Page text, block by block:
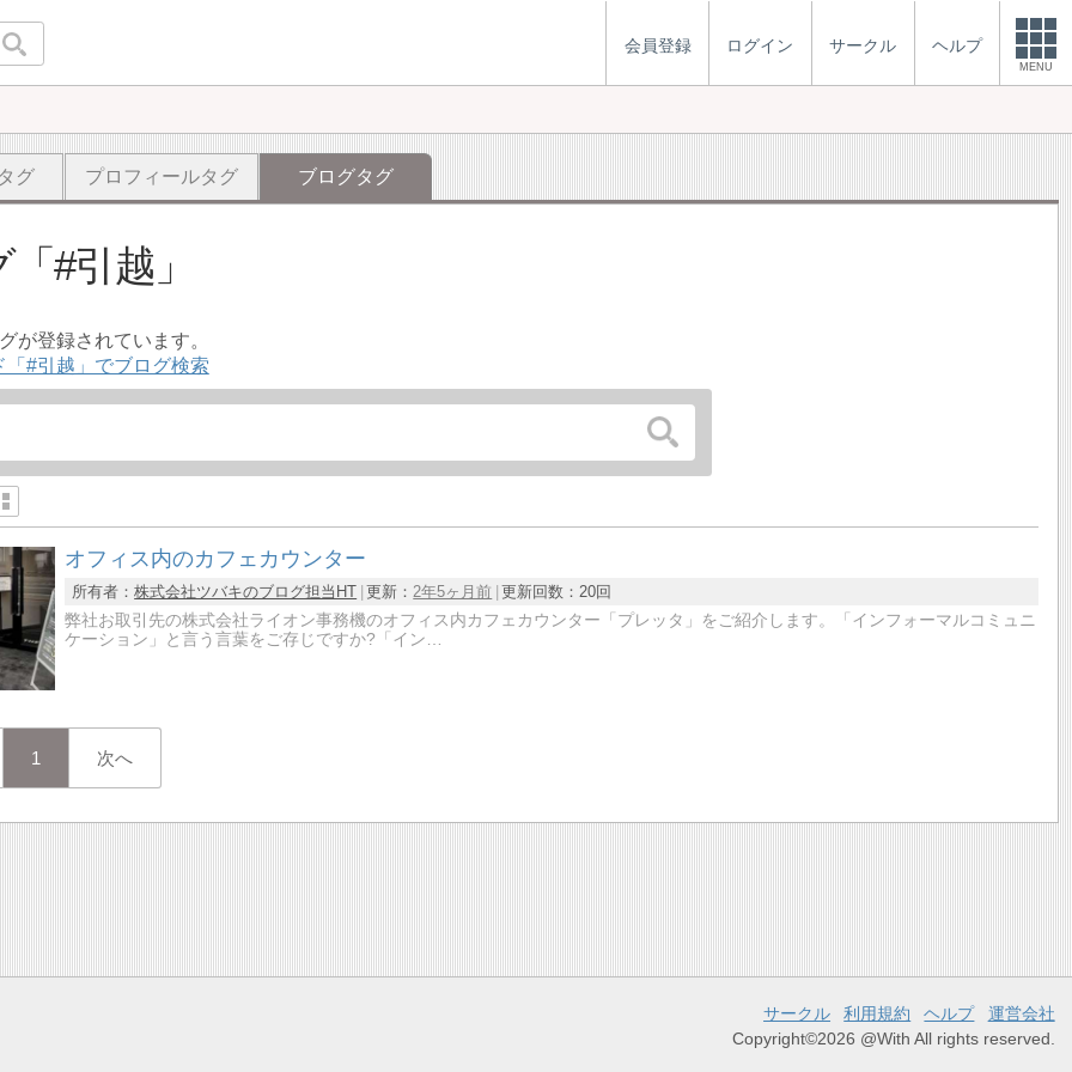
会員登録 ログイン サークル ヘルプ
MENU
グ プロフィールタグ ブログタグ
#引越
が登録されています。
「#引越」でブログ検索
オフィス内のカフェカウンター
所有者：株式会社ツバキのブログ担当HT 更新：2年5ヶ月前 更新回数：20回
弊社お取引先の株式会社ライオン事務機のオフィス内カフェカウンター「プレッタ」をご紹介します。「インフォーマルコミュニ
ケーション」と言う言葉をご存じですか?「イン…
1 次へ
サークル 利用規約 ヘルプ
運営会社
Copyright©2026 @With All rights reserved.